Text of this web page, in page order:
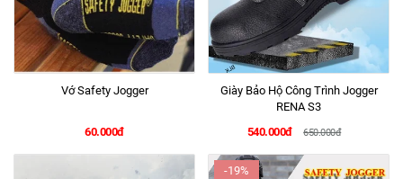
Vớ Safety Jogger
60.000đ
Giày Bảo Hộ Công Trình Jogger
RENA S3
540.000đ
650.000đ
-19%